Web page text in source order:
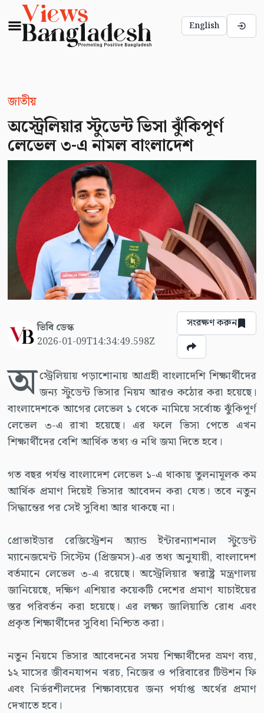
English
জাতীয়
অস্ট্রেলিয়ার স্টুডেন্ট ভিসা ঝুঁকিপূর্ণ
লেভেল ৩-এ নামল বাংলাদেশ
ভিবি ডেস্ক
2026-01-09T14:34:49.598Z
সংরক্ষণ করুন
অস্ট্রেলিয়ায় পড়াশোনায় আগ্রহী বাংলাদেশি শিক্ষার্থীদের
জন্য স্টুডেন্ট ভিসার নিয়ম আরও কঠোর করা হয়েছে।
বাংলাদেশকে আগের লেভেল ১ থেকে নামিয়ে সর্বোচ্চ ঝুঁকিপূর্ণ
লেভেল ৩-এ রাখা হয়েছে। এর ফলে ভিসা পেতে এখন
শিক্ষার্থীদের বেশি আর্থিক তথ্য ও নথি জমা দিতে হবে।
গত বছর পর্যন্ত বাংলাদেশ লেভেল ১-এ থাকায় তুলনামূলক কম
আর্থিক প্রমাণ দিয়েই ভিসার আবেদন করা যেত। তবে নতুন
সিদ্ধান্তের পর সেই সুবিধা আর থাকছে না।
প্রোভাইডার রেজিস্ট্রেশন অ্যান্ড ইন্টারন্যাশনাল স্টুডেন্ট
ম্যানেজমেন্ট সিস্টেম (প্রিজমস)-এর তথ্য অনুযায়ী, বাংলাদেশ
বর্তমানে লেভেল ৩-এ রয়েছে। অস্ট্রেলিয়ার স্বরাষ্ট্র মন্ত্রণালয়
জানিয়েছে, দক্ষিণ এশিয়ার কয়েকটি দেশের প্রমাণ যাচাইয়ের
স্তর পরিবর্তন করা হয়েছে। এর লক্ষ্য জালিয়াতি রোধ এবং
প্রকৃত শিক্ষার্থীদের সুবিধা নিশ্চিত করা।
নতুন নিয়মে ভিসার আবেদনের সময় শিক্ষার্থীদের ভ্রমণ ব্যয়,
১২ মাসের জীবনযাপন খরচ, নিজের ও পরিবারের টিউশন ফি
এবং নির্ভরশীলদের শিক্ষাব্যয়ের জন্য পর্যাপ্ত অর্থের প্রমাণ
দেখাতে হবে।